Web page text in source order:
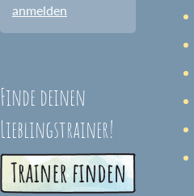
anmelden
Finde deinen
Lieblingstrainer!